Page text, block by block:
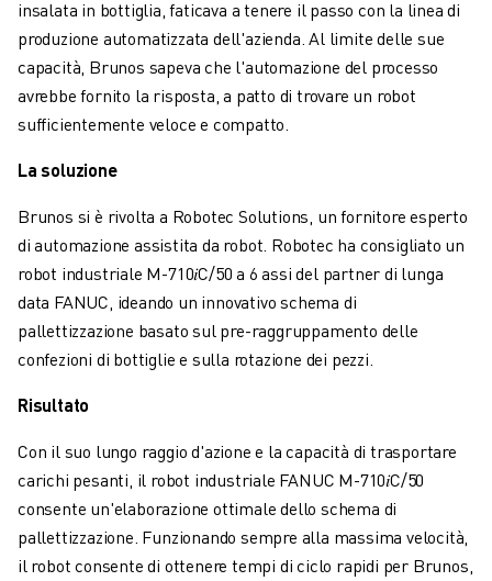
FANUC ACADEMY
SOLUZIONI PER L’INDUSTRIA
SOLUZIONI PER EDUCATION
WORLDSKILLS E GIOVANI TALENTI
NOTIZIE E MEDIA
EVENTI
GIORNATE PORTE APERTE
EVENTI FORMATIVI
INFORMAZIONI SU FANUC
INFORMAZIONI SU FANUC
FANUC IN EUROPA
LE NOSTRE SEDI
CARRIERA
UNISCITI A NOI " CAREER PORTAL
CONTATTACI
FILIALI
insalata in bottiglia, faticava a tenere il passo con la linea di
produzione automatizzata dell'azienda. Al limite delle sue
capacità, Brunos sapeva che l'automazione del processo
avrebbe fornito la risposta, a patto di trovare un robot
sufficientemente veloce e compatto.
La soluzione
Brunos si è rivolta a Robotec Solutions, un fornitore esperto
di automazione assistita da robot. Robotec ha consigliato un
robot industriale M-710𝑖C/50 a 6 assi del partner di lunga
data FANUC, ideando un innovativo schema di
pallettizzazione basato sul pre-raggruppamento delle
confezioni di bottiglie e sulla rotazione dei pezzi.
Risultato
Con il suo lungo raggio d'azione e la capacità di trasportare
carichi pesanti, il robot industriale FANUC M-710𝑖C/50
consente un'elaborazione ottimale dello schema di
pallettizzazione. Funzionando sempre alla massima velocità,
il robot consente di ottenere tempi di ciclo rapidi per Brunos,